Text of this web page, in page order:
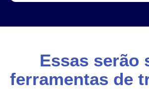
Essas serão
ferramentas de